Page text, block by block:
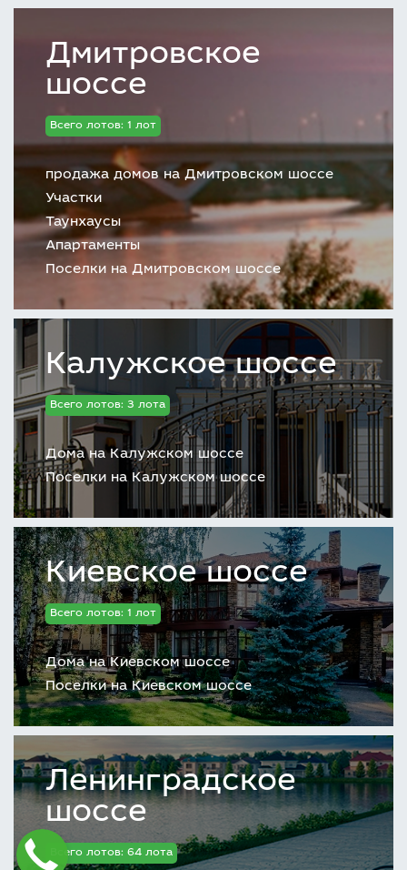
Дмитровское
шоссе
Всего лотов: 1 лот
продажа домов на Дмитровском шоссе
Участки
Таунхаусы
Апартаменты
Поселки на Дмитровском шоссе
Калужское шоссе
Всего лотов: 3 лота
Дома на Калужском шоссе
Поселки на Калужском шоссе
Киевское шоссе
Всего лотов: 1 лот
Дома на Киевском шоссе
Поселки на Киевском шоссе
Ленинградское
шоссе
Всего лотов: 64 лота